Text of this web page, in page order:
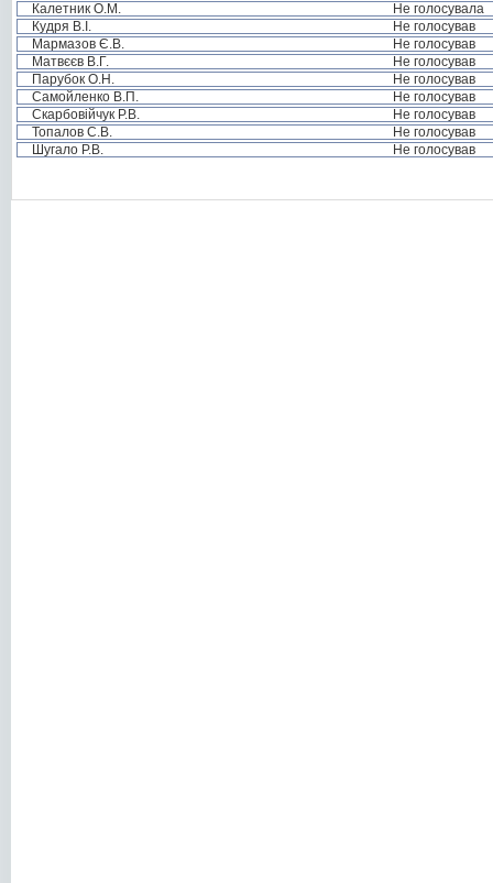
Калетник О.М.
Не голосувала
Кудря В.І.
Не голосував
Мармазов Є.В.
Не голосував
Матвєєв В.Г.
Не голосував
Парубок О.Н.
Не голосував
Самойленко В.П.
Не голосував
Скарбовійчук Р.В.
Не голосував
Топалов С.В.
Не голосував
Шугало Р.В.
Не голосував